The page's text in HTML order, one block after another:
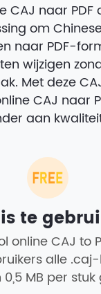
CAJ naar
om
naar PDF-
wijzigen
Met deze
CAJ naar
aan
te
online CAJ to
alle
MB per stuk